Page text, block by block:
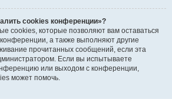
cookies конференции»?
cookies, которые позволяют вам оставаться
а также выполняют другие
прочитанных сообщений, если эта
Если вы испытываете
или выходом с конференции,
может помочь.